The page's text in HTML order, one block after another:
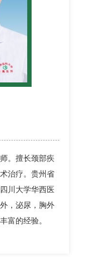
。擅长颈部疾
治疗。贵州省
川大学华西医
，泌尿，胸外
富的经验。